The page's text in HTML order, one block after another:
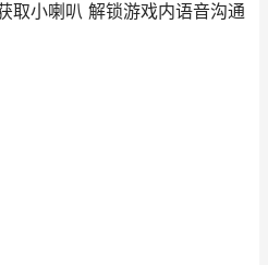
取小喇叭 解锁游戏内语音沟通